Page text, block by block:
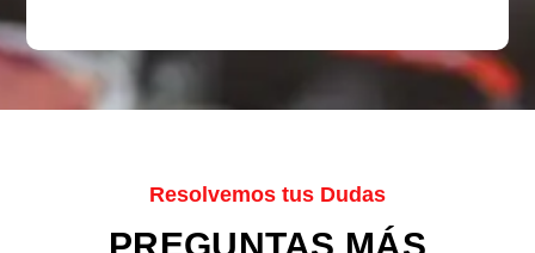
Resolvemos tus Dudas
PREGUNTAS MÁS